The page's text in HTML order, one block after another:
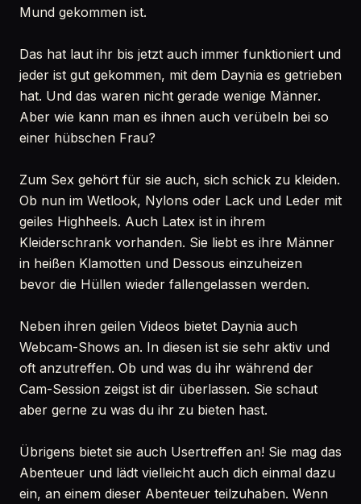
Mund gekommen ist.
Das hat laut ihr bis jetzt auch immer funktioniert und
jeder ist gut gekommen, mit dem Daynia es getrieben
hat. Und das waren nicht gerade wenige Männer.
Aber wie kann man es ihnen auch verübeln bei so
einer hübschen Frau?
Zum Sex gehört für sie auch, sich schick zu kleiden.
Ob nun im Wetlook, Nylons oder Lack und Leder mit
geiles Highheels. Auch Latex ist in ihrem
Kleiderschrank vorhanden. Sie liebt es ihre Männer
in heißen Klamotten und Dessous einzuheizen
bevor die Hüllen wieder fallengelassen werden.
Neben ihren geilen Videos bietet Daynia auch
Webcam-Shows an. In diesen ist sie sehr aktiv und
oft anzutreffen. Ob und was du ihr während der
Cam-Session zeigst ist dir überlassen. Sie schaut
aber gerne zu was du ihr zu bieten hast.
Übrigens bietet sie auch Usertreffen an! Sie mag das
Abenteuer und lädt vielleicht auch dich einmal dazu
ein, an einem dieser Abenteuer teilzuhaben. Wenn